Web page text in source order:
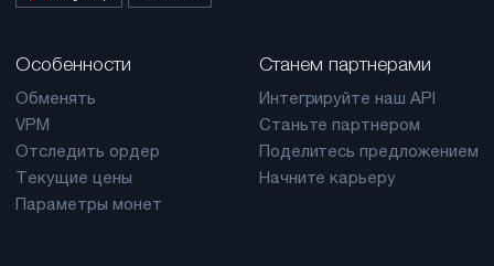
Особенности
Обменять
VPM
Отследить ордер
Текущие цены
Параметры монет
Станем партнерами
Интегрируйте наш API
Станьте партнером
Поделитесь предложением
Начните карьеру